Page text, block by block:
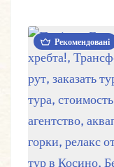
Рекомендовані